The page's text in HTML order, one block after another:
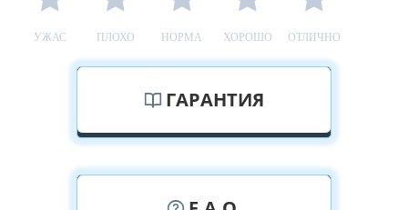
УЖАС ПЛОХО НОРМА ХОРОШО ОТЛИЧНО
ГАРАНТИЯ